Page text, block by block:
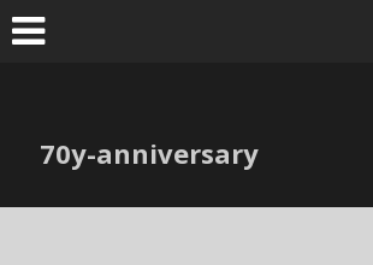
Skip
to
70y-anniversary